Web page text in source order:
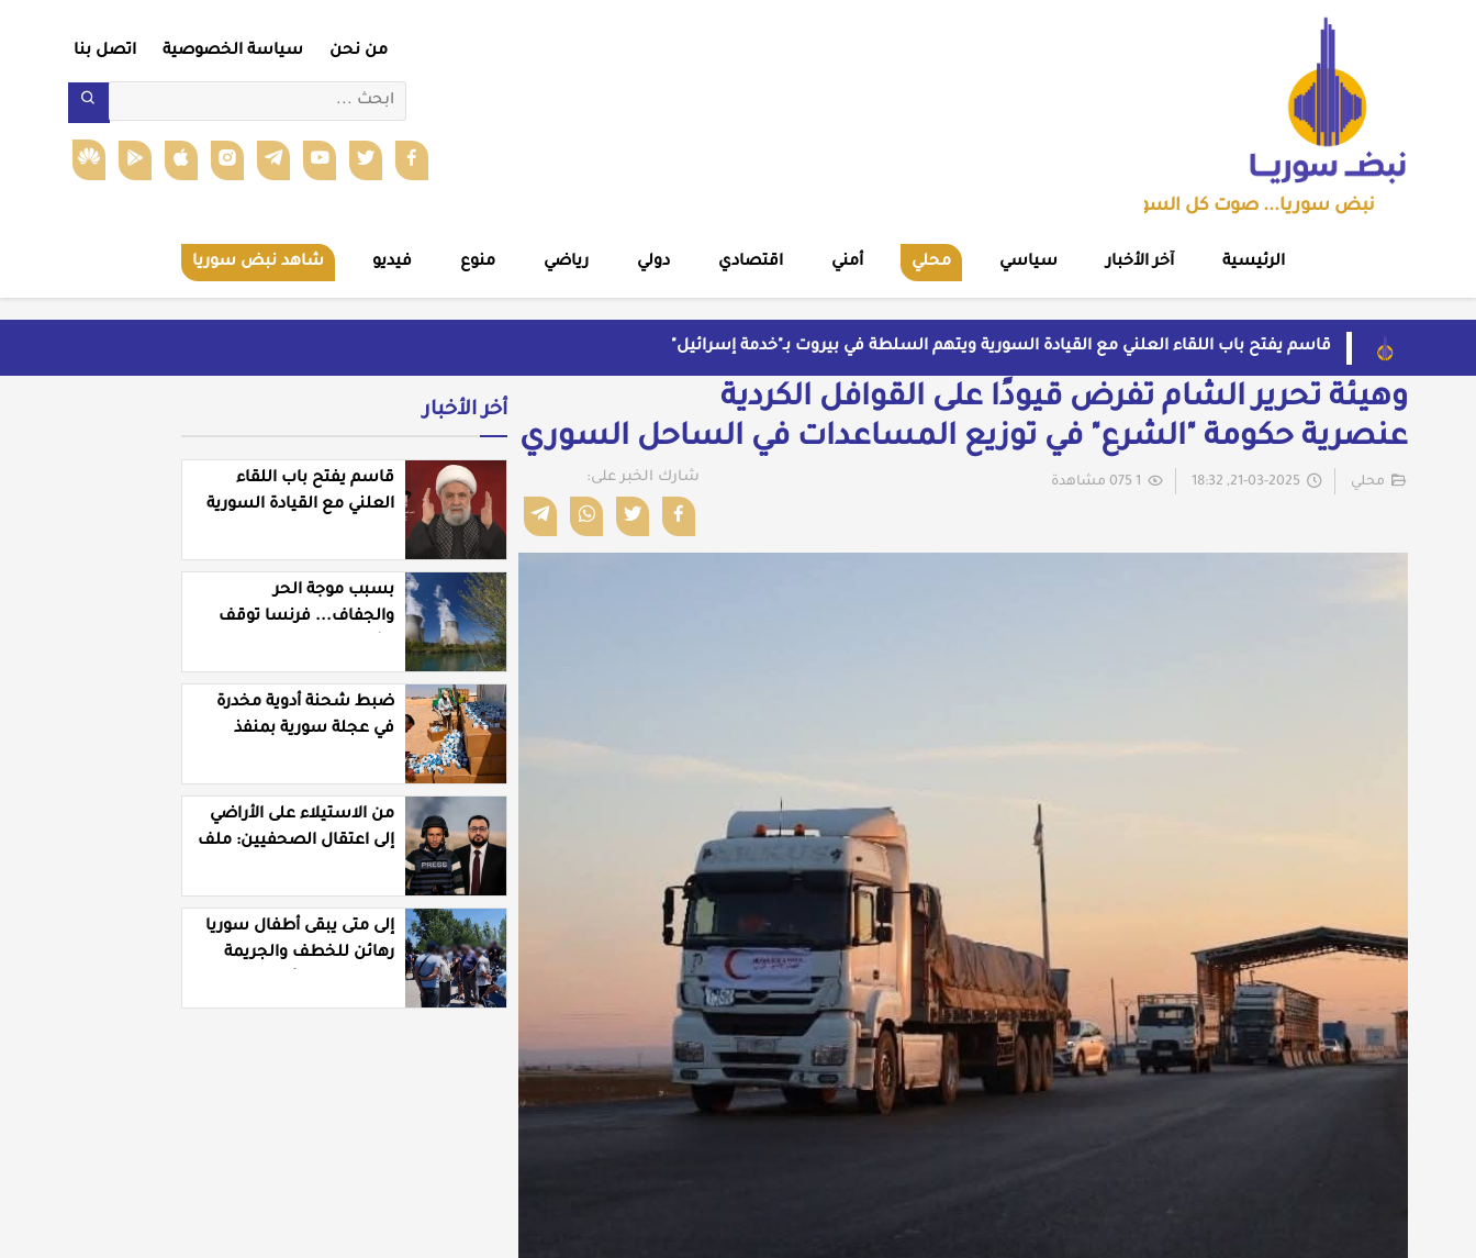
نبض سوريا... صوت كل السوريين
من نحن سياسة الخصوصية اتصل بنا
الرئيسية آخر الأخبار سياسي محلي أمني اقتصادي دولي رياضي منوع فيديو شاهد نبض سوريا
قاسم يفتح باب اللقاء العلني مع القيادة السورية ويتهم السلطة في بيروت بـ"خدمة إسرائيل"
بسبب موجة الحر والجفاف... فرنسا توقف تشغيل 3 مفاعلات نووية
ضبط شحنة أدوية مخدرة في عجلة سورية بمنفذ الوليد العراقي
من الاستيلاء على الأراضي إلى اعتقال الصحفيين: ملف فساد وزير الزراعة باسل سويدان في العهد الجديد
إلى متى يبقى أطفال سوريا رهائن للخطف والجريمة وسط غياب الأمان؟
وهيئة تحرير الشام تفرض قيودًا على القوافل الكردية
عنصرية حكومة "الشرع" في توزيع المساعدات في الساحل السوري
محلي شارك الخبر على:
أخر الأخبار
قاسم يفتح باب اللقاء
العلني مع القيادة السورية
بـ"خدمة إسرائيل"
بسبب موجة الحر
والجفاف... فرنسا توقف
ضبط شحنة أدوية مخدرة
في عجلة سورية بمنفذ
من الاستيلاء على الأراضي
إلى اعتقال الصحفيين: ملف
سويدان في العهد الجديد
إلى متى يبقى أطفال سوريا
رهائن للخطف والجريمة